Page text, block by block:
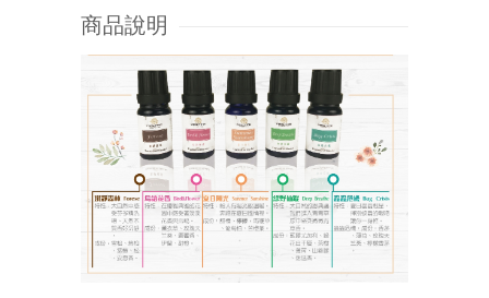
商品說明